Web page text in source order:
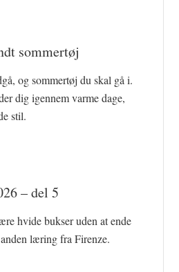
sommertøj
og sommertøj du skal gå i.
dig igennem varme dage,
stil.
– del 5
hvide bukser uden at ende
læring fra Firenze.